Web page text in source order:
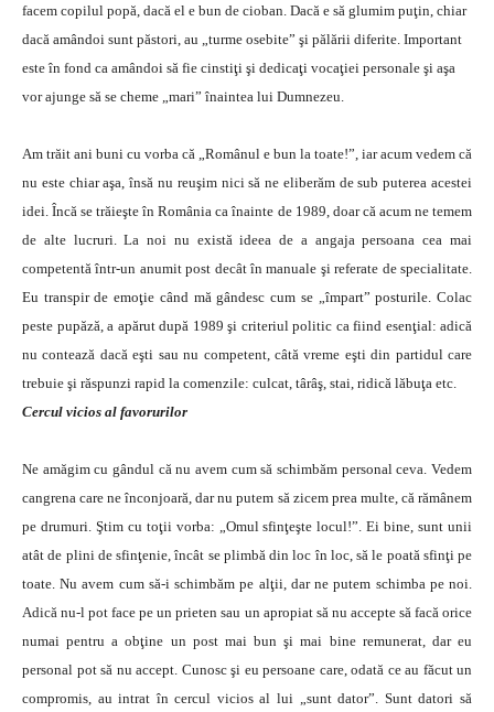
facem copilul popă, dacă el e bun de cioban. Dacă e să glumim puţin, chiar
dacă amândoi sunt păstori, au „turme osebite” şi pălării diferite. Important
este în fond ca amândoi să fie cinstiţi şi dedicaţi vocaţiei personale şi aşa
vor ajunge să se cheme „mari” înaintea lui Dumnezeu.
Am trăit ani buni cu vorba că „Românul e bun la toate!”, iar acum vedem că
nu este chiar aşa, însă nu reuşim nici să ne eliberăm de sub puterea acestei
idei. Încă se trăieşte în România ca înainte de 1989, doar că acum ne temem
de alte lucruri. La noi nu există ideea de a angaja persoana cea mai
competentă într-un anumit post decât în manuale şi referate de specialitate.
Eu transpir de emoţie când mă gândesc cum se „împart” posturile. Colac
peste pupăză, a apărut după 1989 şi criteriul politic ca fiind esenţial: adică
nu contează dacă eşti sau nu competent, câtă vreme eşti din partidul care
trebuie şi răspunzi rapid la comenzile: culcat, târâş, stai, ridică lăbuţa etc.
Cercul vicios al favorurilor
Ne amăgim cu gândul că nu avem cum să schimbăm personal ceva. Vedem
cangrena care ne înconjoară, dar nu putem să zicem prea multe, că rămânem
pe drumuri. Ştim cu toţii vorba: „Omul sfinţeşte locul!”. Ei bine, sunt unii
atât de plini de sfinţenie, încât se plimbă din loc în loc, să le poată sfinţi pe
toate. Nu avem cum să-i schimbăm pe alţii, dar ne putem schimba pe noi.
Adică nu-l pot face pe un prieten sau un apropiat să nu accepte să facă orice
numai pentru a obţine un post mai bun şi mai bine remunerat, dar eu
personal pot să nu accept. Cunosc şi eu persoane care, odată ce au făcut un
compromis, au intrat în cercul vicios al lui „sunt dator”. Sunt datori să